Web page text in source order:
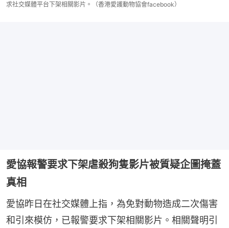
求社交媒體平台下架相關影片。（香港愛護動物協會facebook）
愛協報警要求下架虐殺狗隻影片被質疑企圖掩蓋
真相
愛協昨日在社交媒體上指，為免對動物造成二次傷害
和引來模仿，已報警要求下架相關影片。相關聲明引